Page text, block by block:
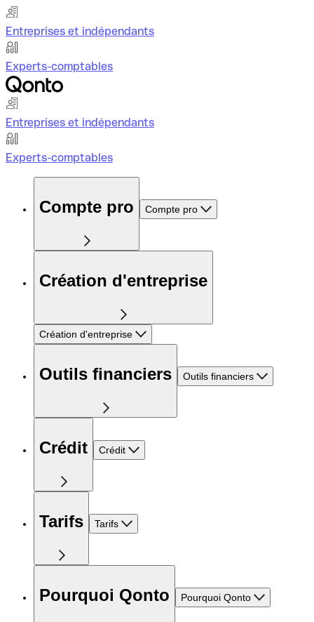
Entreprises et indépendants
Experts-comptables
Entreprises et indépendants
Experts-comptables
Compte pro Compte pro
Création d'entreprise
Création d'entreprise
Outils financiers Outils financiers
Crédit Crédit
Tarifs Tarifs
Pourquoi Qonto Pourquoi Qonto